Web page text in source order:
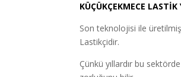
KÜÇÜKÇEKMECE LASTİK
Son teknolojisi ile
Lastikçidir.
Çünkü yıllardır bu